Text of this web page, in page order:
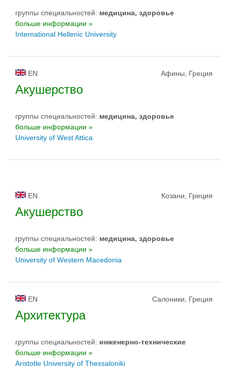
группы специальностей: медицина, здоровье
больше информации »
International Hellenic University
EN Афины, Греция
Акушерство
группы специальностей: медицина, здоровье
больше информации »
University of West Attica
EN Козани, Греция
Акушерство
группы специальностей: медицина, здоровье
больше информации »
University of Western Macedonia
EN Салоники, Греция
Архитектура
группы специальностей: инженерно-техническиe
больше информации »
Aristotle University of Thessaloniki